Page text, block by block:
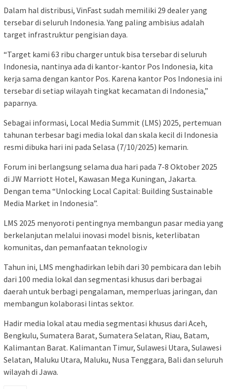
Dalam hal distribusi, VinFast sudah memiliki 29 dealer yang
tersebar di seluruh Indonesia. Yang paling ambisius adalah
target infrastruktur pengisian daya.
“Target kami 63 ribu charger untuk bisa tersebar di seluruh
Indonesia, nantinya ada di kantor-kantor Pos Indonesia, kita
kerja sama dengan kantor Pos. Karena kantor Pos Indonesia ini
tersebar di setiap wilayah tingkat kecamatan di Indonesia,”
paparnya.
Sebagai informasi, Local Media Summit (LMS) 2025, pertemuan
tahunan terbesar bagi media lokal dan skala kecil di Indonesia
resmi dibuka hari ini pada Selasa (7/10/2025) kemarin.
Forum ini berlangsung selama dua hari pada 7-8 Oktober 2025
di JW Marriott Hotel, Kawasan Mega Kuningan, Jakarta.
Dengan tema “Unlocking Local Capital: Building Sustainable
Media Market in Indonesia”.
LMS 2025 menyoroti pentingnya membangun pasar media yang
berkelanjutan melalui inovasi model bisnis, keterlibatan
komunitas, dan pemanfaatan teknologi.v
Tahun ini, LMS menghadirkan lebih dari 30 pembicara dan lebih
dari 100 media lokal dan segmentasi khusus dari berbagai
daerah untuk berbagi pengalaman, memperluas jaringan, dan
membangun kolaborasi lintas sektor.
Hadir media lokal atau media segmentasi khusus dari Aceh,
Bengkulu, Sumatera Barat, Sumatera Selatan, Riau, Batam,
Kalimantan Barat. Kalimantan Timur, Sulawesi Utara, Sulawesi
Selatan, Maluku Utara, Maluku, Nusa Tenggara, Bali dan seluruh
wilayah di Jawa.